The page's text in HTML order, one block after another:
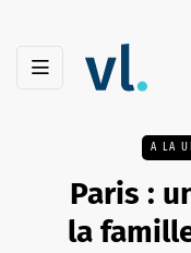
A LA
Paris :
la